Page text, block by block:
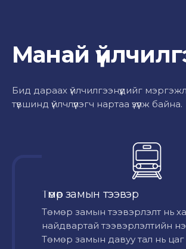
Манай
Бид дараах үйлчилгээнүүдийг
түвшинд үйлчлүүлэгч нартаа үзүүлж байна.
Төмөр замын тээвэр
Төмөр замын тээвэрлэлт нь
найдвартай тээвэрлэлтийн
Төмөр замын давуу тал нь цаг